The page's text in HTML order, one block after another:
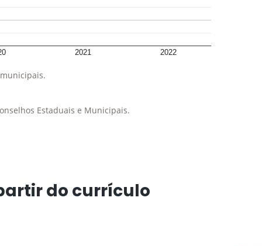
2021 2022
Estaduais e Municipais.
do currículo